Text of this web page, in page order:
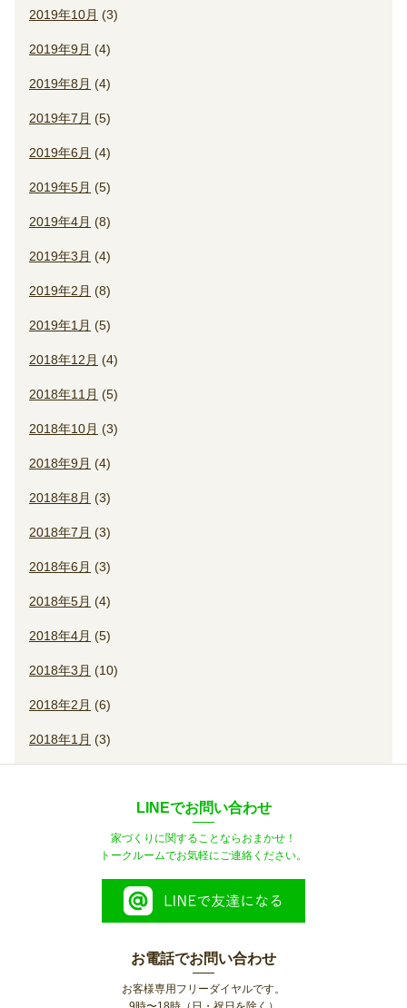
2019年10月 (3)
2019年9月 (4)
2019年8月 (4)
2019年7月 (5)
2019年6月 (4)
2019年5月 (5)
2019年4月 (8)
2019年3月 (4)
2019年2月 (8)
2019年1月 (5)
2018年12月 (4)
2018年11月 (5)
2018年10月 (3)
2018年9月 (4)
2018年8月 (3)
2018年7月 (3)
2018年6月 (3)
2018年5月 (4)
2018年4月 (5)
2018年3月 (10)
2018年2月 (6)
2018年1月 (3)
LINEでお問い合わせ
家づくりに関することならおまかせ！
トークルームでお気軽にご連絡ください。
お電話でお問い合わせ
お客様専用フリーダイヤルです。